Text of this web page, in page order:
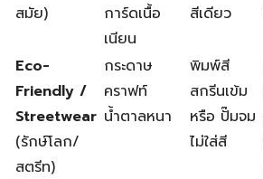
สมัย)
การ์ดเนื้อ
เนียน
สีเดียว
Eco-
Friendly /
Streetwear
(รักษ์โลก/
สตรีท)
กระดาษ
คราฟท์
น้ำตาลหนา
พิมพ์สี
สกรีนเข้ม
หรือ ปั๊มจม
ไม่ใส่สี